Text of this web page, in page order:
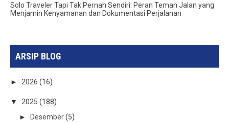
Solo Traveler Tapi Tak Pernah Sendiri: Peran Teman Jalan yang
Menjamin Kenyamanan dan Dokumentasi Perjalanan
ARSIP BLOG
► 2026(16)
▼ 2025(188)
► Desember(5)